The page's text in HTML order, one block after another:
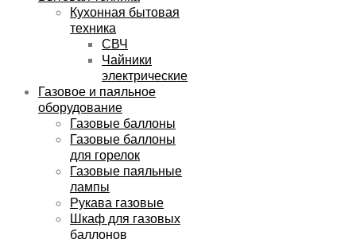
Кухонная бытовая
техника
СВЧ
Чайники
электрические
Газовое и паяльное
оборудование
Газовые баллоны
Газовые баллоны
для горелок
Газовые паяльные
лампы
Рукава газовые
Шкаф для газовых
баллонов